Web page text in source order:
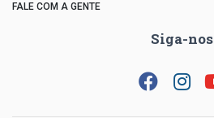
FALE COM A GENTE
Siga-nos